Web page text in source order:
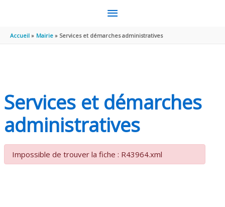
MENU
PRINCIPAL
Accueil Mairie Services et démarches administratives
Services et démarches
administratives
Impossible de trouver la fiche : R43964.xml